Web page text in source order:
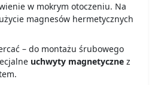
w mokrym otoczeniu. Na
magnesów hermetycznych
– do montażu śrubowego
uchwyty magnetyczne z